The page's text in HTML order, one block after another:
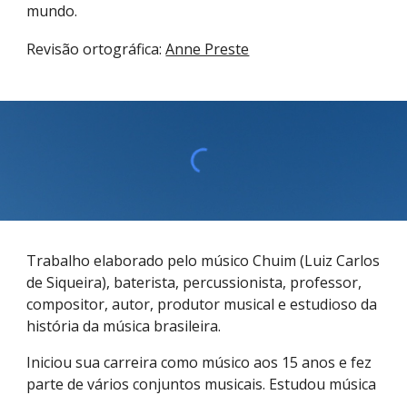
mundo.
Revisão ortográfica:Anne Preste
Trabalho elaborado pelo músico Chuim (Luiz Carlos
de Siqueira), baterista, percussionista, professor,
compositor, autor, produtor musical e estudioso da
história da música brasileira.
Iniciou sua carreira como músico aos 15 anos e fez
parte de vários conjuntos musicais. Estudou música